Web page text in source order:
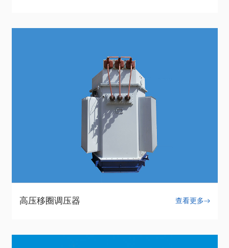
高压移圈调压器 查看更多